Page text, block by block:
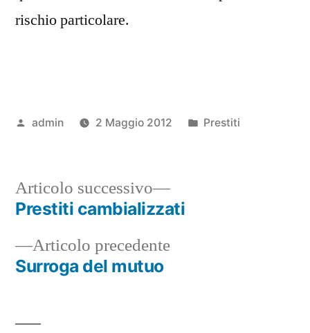
rischio particolare.
Pubblicato
admin 2 Maggio 2012
Pubblicato
Prestiti
Navigazione
articoli
Articolo precedenteArticolo
Surroga del mutuo
Articolo successivo
Articolo
successivo:
Prestiti cambializzati